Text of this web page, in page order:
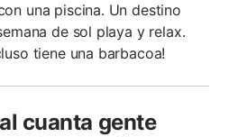
una piscina. Un destino
de sol playa y relax.
tiene una barbacoa!
cuanta gente